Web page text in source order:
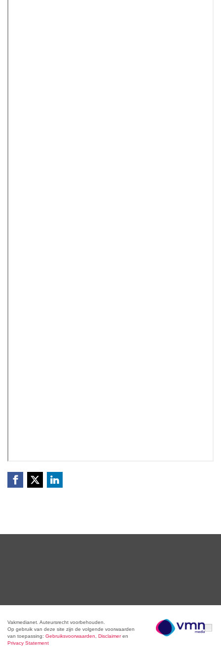
Vakmedianet. Auteursrecht voorbehouden.
Op gebruik van deze site zijn de volgende voorwaarden
van toepassing: Gebruiksvoorwaarden Disclaimeren
Privacy Statement